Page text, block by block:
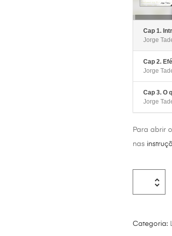
Cap 1.
Jorge
Cap 2.
Jorge
Cap 3. O
Jorge
Para abrir
nas
Categoria: